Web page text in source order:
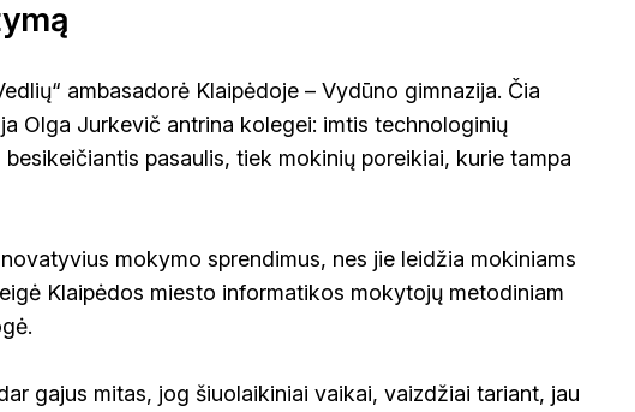
ambasadorė Klaipėdoje – Vydūno gimnazija. Čia
Olga Jurkevič antrina kolegei: imtis technologinių
pasaulis, tiek mokinių poreikiai, kurie tampa
mokymo sprendimus, nes jie leidžia mokiniams
Klaipėdos miesto informatikos mokytojų metodiniam
gajus mitas, jog šiuolaikiniai vaikai, vaizdžiai tariant, jau